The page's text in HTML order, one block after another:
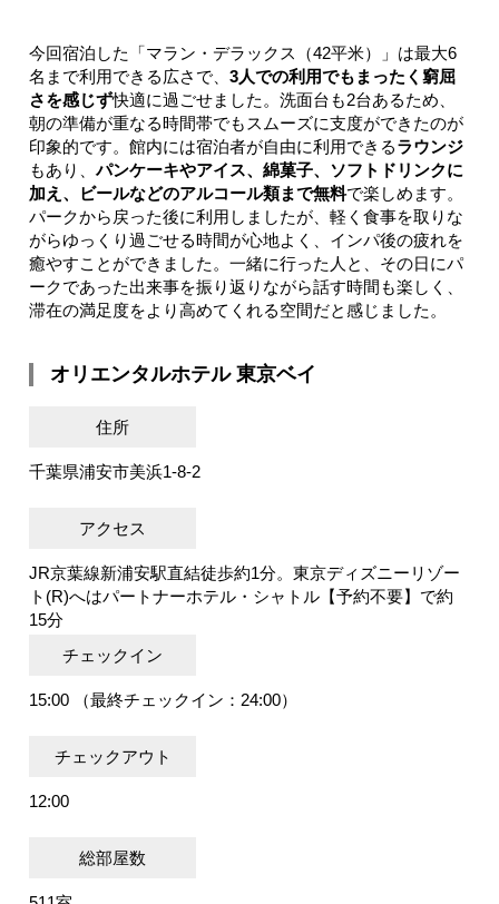
今回宿泊した「マラン・デラックス（42平米）」は最大6
名まで利用できる広さで、 3人での利用でもまったく窮屈
さを感じず快適に過ごせました。洗面台も2台あるため、
朝の準備が重なる時間帯でもスムーズに支度ができたのが
印象的です。館内には宿泊者が自由に利用できるラウンジ
もあり、パンケーキやアイス、綿菓子、ソフトドリンクに
加え、ビールなどのアルコール類まで無料で楽しめます。
パークから戻った後に利用しましたが、軽く食事を取りな
がらゆっくり過ごせる時間が心地よく、インパ後の疲れを
癒やすことができました。一緒に行った人と、その日にパ
ークであった出来事を振り返りながら話す時間も楽しく、
滞在の満足度をより高めてくれる空間だと感じました。
オリエンタルホテル 東京ベイ
住所
千葉県浦安市美浜1-8-2
アクセス
JR京葉線新浦安駅直結徒歩約1分。東京ディズニーリゾー
ト(R)へはパートナーホテル・シャトル【予約不要】で約
15分
チェックイン
15:00 （最終チェックイン：24:00）
チェックアウト
12:00
総部屋数